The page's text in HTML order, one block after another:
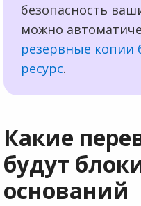
безопасность
можно
резервные копии
ресурс.
Какие
будут
оснований